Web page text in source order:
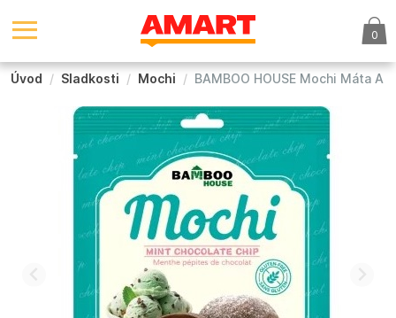
Úvod Sladkosti Mochi BAMBOO HOUSE Mochi Máta A
0